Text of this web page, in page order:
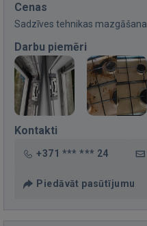
Cenas
Sadzīves tehnikas mazgāšana
Darbu piemēri
Kontakti
+371 *** *** 24
Piedāvāt pasūtījumu